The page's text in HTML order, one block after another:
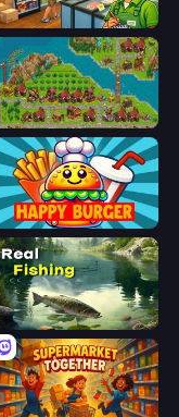
Supermarket Simulator: Desert
City Idle
Happy Burger
Real Fishing Simulator